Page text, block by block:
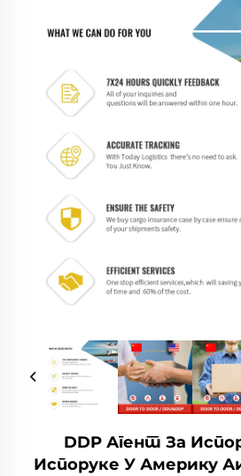
DDP Агент За
Испоруке У Америку